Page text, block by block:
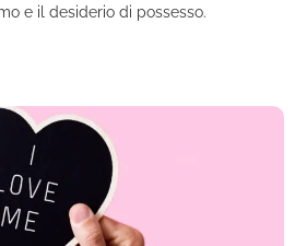
e il desiderio di possesso.